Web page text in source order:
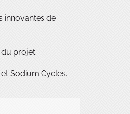
innovantes de
du projet.
Sodium Cycles.